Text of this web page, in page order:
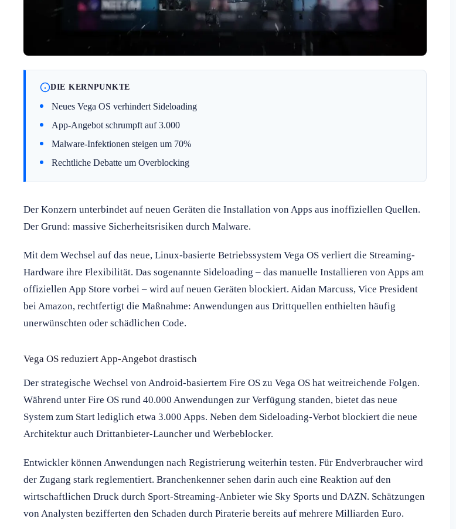
DIE KERNPUNKTE
Neues Vega OS verhindert Sideloading
App-Angebot schrumpft auf 3.000
Malware-Infektionen steigen um 70%
Rechtliche Debatte um Overblocking
Der Konzern unterbindet auf neuen Geräten die Installation von Apps aus inoffiziellen Quellen.
Der Grund: massive Sicherheitsrisiken durch Malware.
Mit dem Wechsel auf das neue, Linux-basierte Betriebssystem Vega OS verliert die Streaming-
Hardware ihre Flexibilität. Das sogenannte Sideloading – das manuelle Installieren von Apps am
offiziellen App Store vorbei – wird auf neuen Geräten blockiert. Aidan Marcuss, Vice President
bei Amazon, rechtfertigt die Maßnahme: Anwendungen aus Drittquellen enthielten häufig
unerwünschten oder schädlichen Code.
Vega OS reduziert App-Angebot drastisch
Der strategische Wechsel von Android-basiertem Fire OS zu Vega OS hat weitreichende Folgen.
Während unter Fire OS rund 40.000 Anwendungen zur Verfügung standen, bietet das neue
System zum Start lediglich etwa 3.000 Apps. Neben dem Sideloading-Verbot blockiert die neue
Architektur auch Drittanbieter-Launcher und Werbeblocker.
Entwickler können Anwendungen nach Registrierung weiterhin testen. Für Endverbraucher wird
der Zugang stark reglementiert. Branchenkenner sehen darin auch eine Reaktion auf den
wirtschaftlichen Druck durch Sport-Streaming-Anbieter wie Sky Sports und DAZN. Schätzungen
von Analysten bezifferten den Schaden durch Piraterie bereits auf mehrere Milliarden Euro.